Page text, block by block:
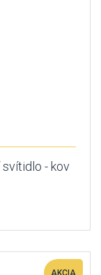
svítidlo - kov
AKCIA